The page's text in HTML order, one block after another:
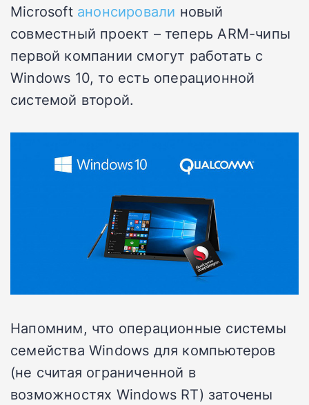
Microsoft анонсировали новый
совместный проект – теперь ARM-чипы
первой компании смогут работать с
Windows 10, то есть операционной
системой второй.
Напомним, что операционные системы
семейства Windows для компьютеров
(не считая ограниченной в
возможностях Windows RT) заточены